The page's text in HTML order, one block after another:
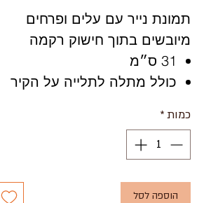
תמונת נייר עם עלים ופרחים
מיובשים בתוך חישוק רקמה
31 ס״מ
כולל מתלה לתלייה על הקיר
כמות*
הוספה לסל